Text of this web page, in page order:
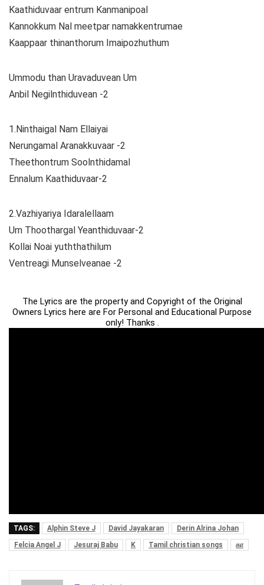
Kaathiduvaar entrum Kanmanipoal
Kannokkum Nal meetpar namakkentrumae
Kaappaar thinanthorum Imaipozhuthum
Ummodu than Uravaduvean Um
Anbil Negilnthiduvean -2
1.Ninthaigal Nam Ellaiyai
Nerungamal Aranakkuvaar -2
Theethontrum Soolnthidamal
Ennalum Kaathiduvaar-2
2.Vazhiyariya Idaralellaam
Um Thoothargal Yeanthiduvaar-2
Kollai Noai yuththathilum
Ventreagi Munselveanae -2
The Lyrics are the property and Copyright of the Original
Owners Lyrics here are For Personal and Educational Purpose
only! Thanks .
TAGS: Alphin Steve J David Jayakaran
Derin Alrina Johan
Felcia Angel J
Jesuraj Babu K Tamil christian songs கா